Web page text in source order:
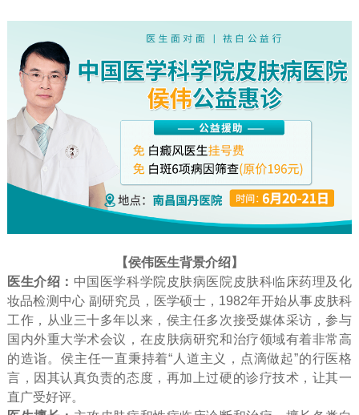
【侯伟医生背景介绍】
医生介绍： 中国医学科学院皮肤病医院皮肤科临床药理及化
妆品检测中心 副研究员，医学硕士，1982年开始从事皮肤科
工作，从业三十多年以来，侯主任多次接受媒体采访，参与
国内外重大学术会议，在皮肤病研究和治疗领域有着非常高
的造诣。侯主任一直秉持着“人道主义，点滴做起”的行医格
言，因其认真负责的态度，再加上过硬的诊疗技术，让其一
直广受好评。